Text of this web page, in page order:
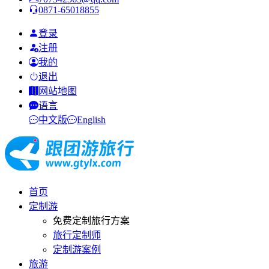
0871-65018855
登录
注册
我的
退出
网站地图
语言
中文版
English
首页
定制游
免费定制旅行方案
旅行定制师
定制游案例
旅游